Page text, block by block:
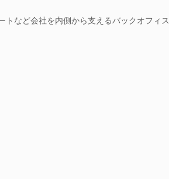
トなど会社を内側から支えるバックオフィス